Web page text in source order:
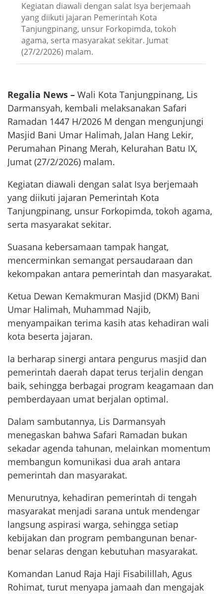
Kegiatan diawali dengan salat Isya berjemaah
yang diikuti jajaran Pemerintah Kota
Tanjungpinang, unsur Forkopimda, tokoh
agama, serta masyarakat sekitar. Jumat
(27/2/2026) malam.
Regalia News – Wali Kota Tanjungpinang, Lis
Darmansyah, kembali melaksanakan Safari
Ramadan 1447 H/2026 M dengan mengunjungi
Masjid Bani Umar Halimah, Jalan Hang Lekir,
Perumahan Pinang Merah, Kelurahan Batu IX,
Jumat (27/2/2026) malam.
Kegiatan diawali dengan salat Isya berjemaah
yang diikuti jajaran Pemerintah Kota
Tanjungpinang, unsur Forkopimda, tokoh agama,
serta masyarakat sekitar.
Suasana kebersamaan tampak hangat,
mencerminkan semangat persaudaraan dan
kekompakan antara pemerintah dan masyarakat.
Ketua Dewan Kemakmuran Masjid (DKM) Bani
Umar Halimah, Muhammad Najib,
menyampaikan terima kasih atas kehadiran wali
kota beserta jajaran.
Ia berharap sinergi antara pengurus masjid dan
pemerintah daerah dapat terus terjalin dengan
baik, sehingga berbagai program keagamaan dan
pemberdayaan umat berjalan optimal.
Dalam sambutannya, Lis Darmansyah
menegaskan bahwa Safari Ramadan bukan
sekadar agenda tahunan, melainkan momentum
membangun komunikasi dua arah antara
pemerintah dan masyarakat.
Menurutnya, kehadiran pemerintah di tengah
masyarakat menjadi sarana untuk mendengar
langsung aspirasi warga, sehingga setiap
kebijakan dan program pembangunan benar-
benar selaras dengan kebutuhan masyarakat.
Komandan Lanud Raja Haji Fisabilillah, Agus
Rohimat, turut menyapa jamaah dan mengajak